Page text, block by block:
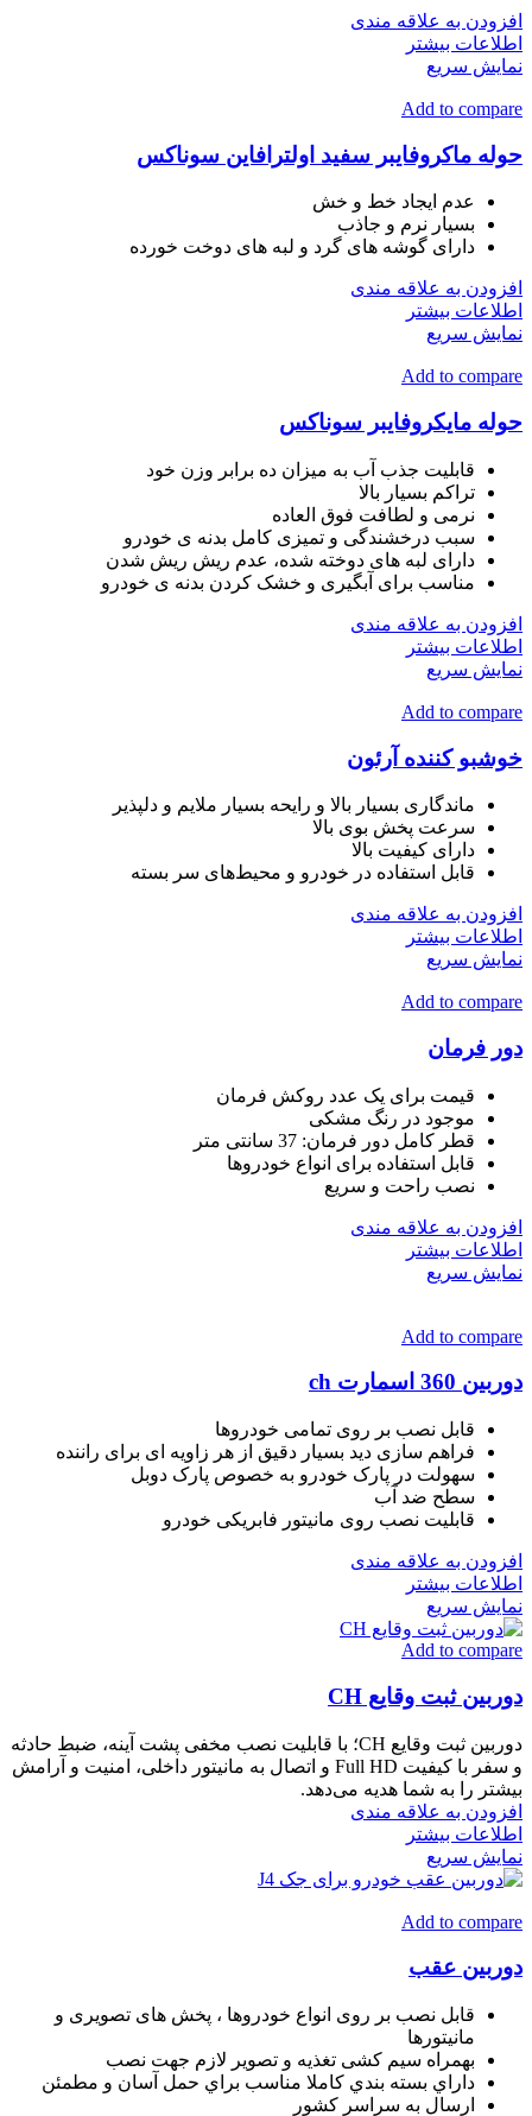
افزودن به علاقه مندی
اطلاعات بیشتر
نمایش سریع
Add to compare
حوله ماکروفایبر سفید اولترافاین سوناکس
عدم ایجاد خط و خش
بسیار نرم و جاذب
دارای گوشه های گرد و لبه های دوخت خورده
افزودن به علاقه مندی
اطلاعات بیشتر
نمایش سریع
Add to compare
حوله مایکروفایبر سوناکس
قابلیت جذب آب به میزان ده برابر وزن خود
تراکم بسیار بالا
نرمی و لطافت فوق العاده
سبب درخشندگی و تمیزی کامل بدنه ی خودرو
دارای لبه های دوخته شده، عدم ریش ریش شدن
مناسب برای آبگیری و خشک کردن بدنه ی خودرو
افزودن به علاقه مندی
اطلاعات بیشتر
نمایش سریع
Add to compare
خوشبو کننده آرئون
ماندگاری بسیار بالا و رایحه بسیار ملایم و دلپذیر
سرعت پخش بوی بالا
دارای کیفیت بالا
قابل استفاده در خودرو و محیط‌های سر بسته
افزودن به علاقه مندی
اطلاعات بیشتر
نمایش سریع
Add to compare
دور فرمان
قیمت برای یک عدد روکش فرمان
موجود در رنگ مشکی
قطر کامل دور فرمان: 37 سانتی متر
قابل استفاده برای انواع خودروها
نصب راحت و سریع
افزودن به علاقه مندی
اطلاعات بیشتر
نمایش سریع
Add to compare
دوربین 360 اسمارت ch
قابل نصب بر روی تمامی خودروها
فراهم سازی دید بسیار دقیق از هر زاویه ای برای راننده
سهولت در پارک خودرو به خصوص پارک دوبل
سطح ضد آب
قابلیت نصب روی مانیتور فابریکی خودرو
افزودن به علاقه مندی
اطلاعات بیشتر
نمایش سریع
Add to compare
دوربین ثبت وقایع CH
دوربین ثبت وقایع CH؛ با قابلیت نصب مخفی پشت آینه، ضبط حادثه
و سفر با کیفیت Full HD و اتصال به مانیتور داخلی، امنیت و آرامش
بیشتر را به شما هدیه می‌دهد.
افزودن به علاقه مندی
اطلاعات بیشتر
نمایش سریع
Add to compare
دوربین عقب
قابل نصب بر روی انواع خودروها ، پخش های تصویری و
مانیتورها
بهمراه سیم کشی تغذیه و تصویر لازم جهت نصب
داراي بسته بندي كاملا مناسب براي حمل آسان و مطمئن
ارسال به سراسر كشور